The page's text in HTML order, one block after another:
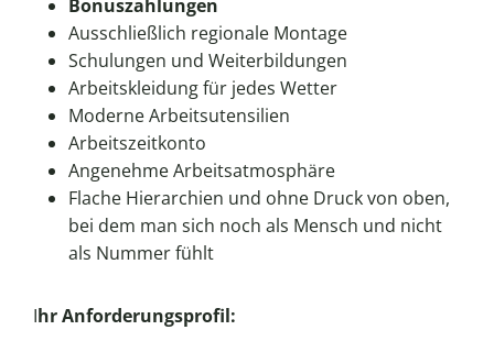
Bonuszahlungen
Ausschließlich regionale Montage
Schulungen und Weiterbildungen
Arbeitskleidung für jedes Wetter
Moderne Arbeitsutensilien
Arbeitszeitkonto
Angenehme Arbeitsatmosphäre
Flache Hierarchien und ohne Druck von oben,
bei dem man sich noch als Mensch und nicht
als Nummer fühlt
Ihr Anforderungsprofil: